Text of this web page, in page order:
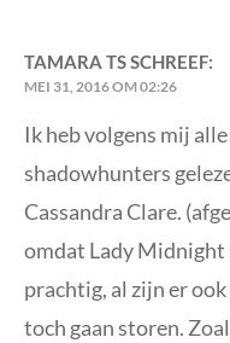
TAMARA TSSCHREEF:
MEI 31, 2016 OM 02:26
Ik heb volgens mij
shadowhunters
Cassandra Clare.
omdat Lady Midnight
prachtig, al zijn er
toch gaan storen.